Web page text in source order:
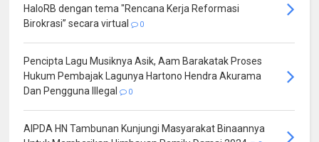
HaloRB dengan tema "Rencana Kerja Reformasi
Birokrasi” secara virtual
0
Pencipta Lagu Musiknya Asik, Aam Barakatak Proses
Hukum Pembajak Lagunya Hartono Hendra Akurama
Dan Pengguna Illegal
0
AIPDA HN Tambunan Kunjungi Masyarakat Binaannya